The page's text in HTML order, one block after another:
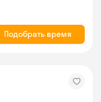
Подобрать время